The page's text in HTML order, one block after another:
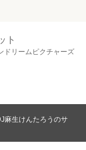
ト
ドリームピクチャーズ
麻生けんたろうのサ